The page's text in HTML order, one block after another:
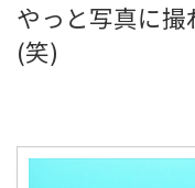
やっと写真に撮
(笑)